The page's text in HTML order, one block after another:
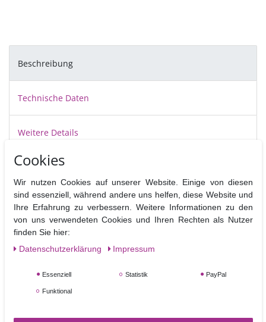
Beschreibung
Technische Daten
Weitere Details
Vielfalt an Möglichkeiten. Man kann damit Torten und Kekse schnell
und ohne Vorbereitung dekorieren.
Ob mit Icing, Puderfarben, Pastenfarben oder auch mit dem
Airbrushgerät, der Phantasie sind keine Grenzen gesetzt.
Material: Kunststoff
20 x 8,5 cm
Cookies
Wir nutzen Cookies auf unserer Website. Einige von diesen
sind essenziell, während andere uns helfen, diese Website und
Ihre Erfahrung zu verbessern. Weitere Informationen zu den
von uns verwendeten Cookies und Ihren Rechten als Nutzer
finden Sie hier:
Daten­schutz­erklärung
Impressum
Essenziell Statistik PayPal
Funktional